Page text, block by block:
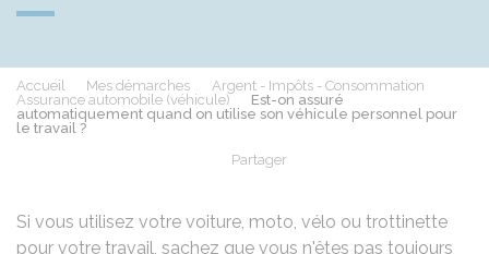
Accueil Mes démarches
Argent - Impôts - Consommation
Assurance automobile (véhicule)
Est-on assuré
automatiquement quand on utilise son véhicule personnel pour
le travail ?
Partager
Si vous utilisez votre voiture, moto, vélo ou trottinette
pour votre travail, sachez que vous n'êtes pas toujours